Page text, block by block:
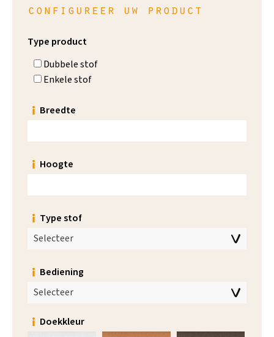
configureer uw product
Type product
Dubbele stof
Enkele stof
Breedte
Hoogte
Type stof
Selecteer
Bediening
Selecteer
Doekkleur